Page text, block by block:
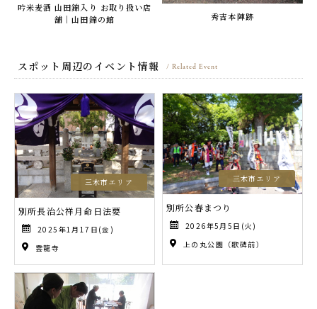
吟米麦酒 山田錦入り お取り扱い店
舗｜山田錦の館
秀吉本陣跡
スポット周辺のイベント情報 / Related Event
三木市エリア
別所長治公祥月命日法要
2025年1月17日(金)
雲龍寺
三木市エリア
別所公春まつり
2026年5月5日(火)
上の丸公園（歌碑前）